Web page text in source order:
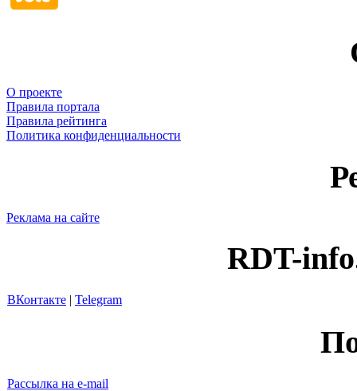
О проекте
Правила портала
Правила рейтинга
Политика конфиденциальности
Реклама на сайте
RDT-
ВКонтакте | Telegram
Рассылка на e-mail